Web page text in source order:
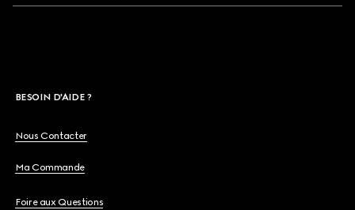
BESOIN D'AIDE ?
Nous Contacter
Ma Commande
Foire aux Questions